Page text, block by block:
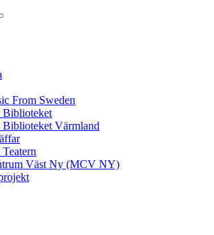
From Sweden
Biblioteket
Biblioteket Värmland
Väst Ny (MCV NY)